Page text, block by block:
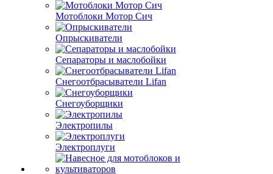
Мотоблоки Мотор Сич
Опрыскиватели
Сепараторы и маслобойки
Снегоотбрасыватели Lifan
Снегоуборщики
Электропилы
Электроплуги